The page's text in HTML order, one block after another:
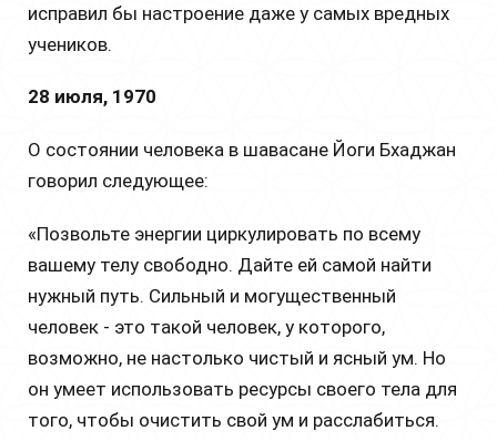
исправил бы настроение даже у самых вредных
учеников.
28 июля, 1970
О состоянии человека в шавасане Йоги Бхаджан
говорил следующее:
«Позвольте энергии циркулировать по всему
вашему телу свободно. Дайте ей самой найти
нужный путь. Сильный и могущественный
человек - это такой человек, у которого,
возможно, не настолько чистый и ясный ум. Но
он умеет использовать ресурсы своего тела для
того, чтобы очистить свой ум и расслабиться.